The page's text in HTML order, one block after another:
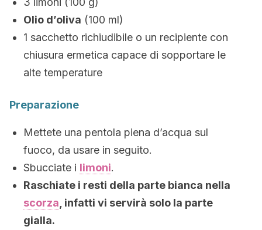
Olio d’oliva (100 ml)
1 sacchetto richiudibile o un recipiente con
chiusura ermetica capace di sopportare le
alte temperature
Preparazione
Mettete una pentola piena d’acqua sul
fuoco, da usare in seguito.
Sbucciate i limoni.
Raschiate i resti della parte bianca nella
scorza , infatti vi servirà solo la parte
gialla.